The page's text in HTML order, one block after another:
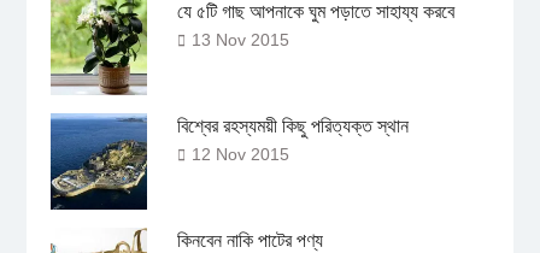
যে ৫টি গাছ আপনাকে ঘুম পড়াতে সাহায্য করবে
13 Nov 2015
বিশ্বের রহস্যময়ী কিছু পরিত্যক্ত স্থান
12 Nov 2015
কিনবেন নাকি পাটের পণ্য